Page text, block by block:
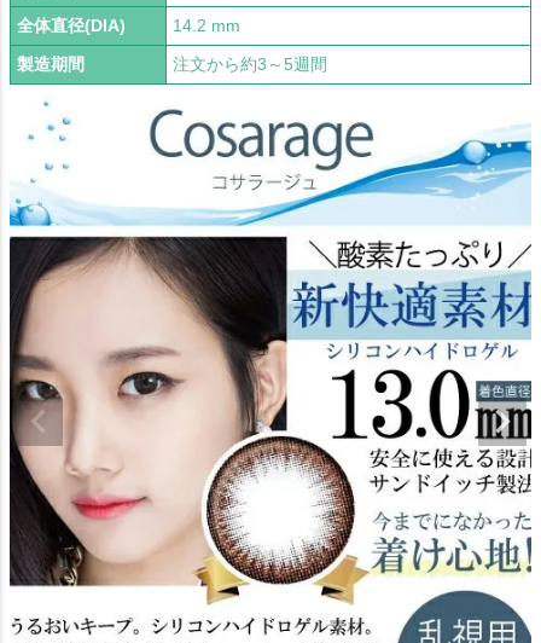
全体直径(DIA)
14.2 mm
製造期間
注文から約3～5週間